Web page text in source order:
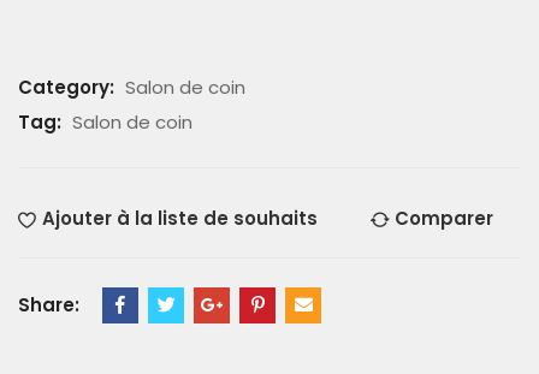
Category: Salon de coin
Tag: Salon de coin
Ajouter à la liste de souhaits Comparer
Share: